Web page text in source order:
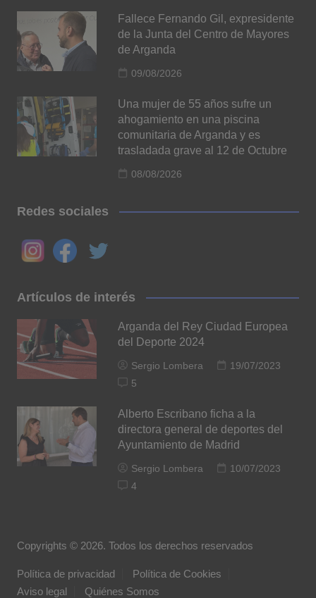
Fallece Fernando Gil, expresidente
de la Junta del Centro de Mayores
de Arganda
09/08/2026
Una mujer de 55 años sufre un
ahogamiento en una piscina
comunitaria de Arganda y es
trasladada grave al 12 de Octubre
08/08/2026
Redes sociales
Artículos de interés
Arganda del Rey Ciudad Europea
del Deporte 2024
Sergio Lombera
19/07/2023
5
Alberto Escribano ficha a la
directora general de deportes del
Ayuntamiento de Madrid
Sergio Lombera
10/07/2023
4
Copyrights © 2026. Todos los derechos reservados
Política de privacidad
Política de Cookies
Aviso legal
Quiénes Somos